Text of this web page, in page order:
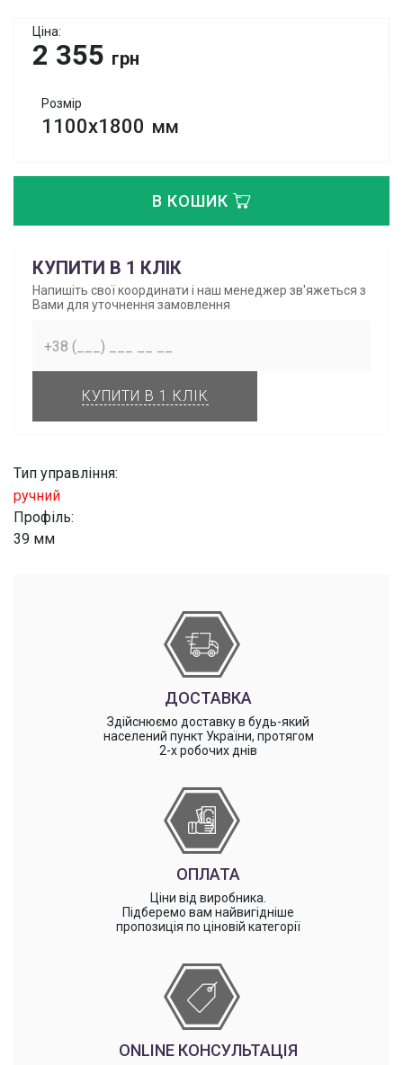
Ціна:
2 355 грн
Розмір
1100х1800 мм
В КОШИК
КУПИТИ В 1 КЛІК
Напишіть свої координати і наш менеджер зв'яжеться з
Вами для уточнення замовлення
КУПИТИ В 1 КЛІК
Тип управління:
ручний
Профіль:
39 мм
ДОСТАВКА
Здійснюємо доставку в будь-який
населений пункт України, протягом
2-х робочих днів
ОПЛАТА
Ціни від виробника.
Підберемо вам найвигідніше
пропозиція по ціновій категорії
ONLINE КОНСУЛЬТАЦІЯ